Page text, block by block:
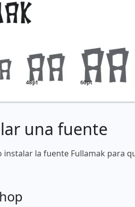
una fuente
la fuente Fullamak para